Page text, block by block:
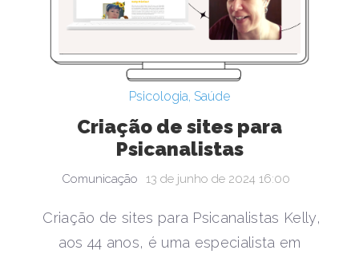
Psicologia, Saúde
Criação de sites para
Psicanalistas
Comunicação 13 de junho de 2024 16:00
Criação de sites para Psicanalistas Kelly,
aos 44 anos, é uma especialista em